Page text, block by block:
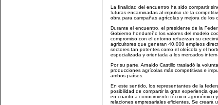
La finalidad del encuentro ha sido compartir
futuras encaminadas al impulso de la
obra para campañas agrícolas y mejora de los
Durante el encuentro, el presidente de la
Gobierno hondureño los valores del modelo
compromiso con el entorno refuerzan su
agricultores que generan 40.000 empleos
sectores tan potentes como el oleícola y el
especializada y orientada a los mercados
Por su parte, Arnaldo Castillo trasladó la
producciones agrícolas más competitivas e
ambos países.
En este sentido, los representantes de la
posibilidad de compartir la gran experiencia
en cuanto a conocimiento técnico agronómico
relaciones empresariales eficientes. Se creará